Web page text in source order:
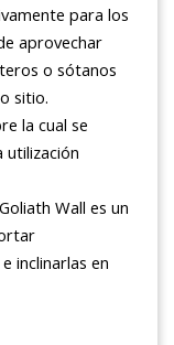
para los
aprovechar
o sótanos
sitio.
la cual se
Wall es un
inclinarlas en